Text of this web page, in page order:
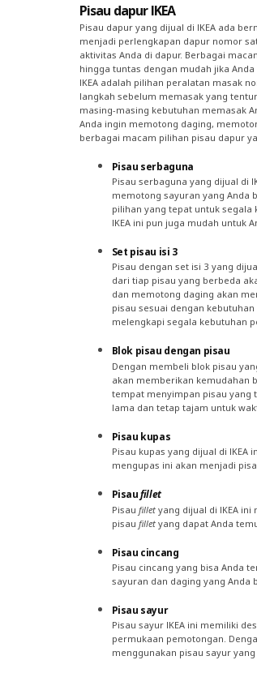
Pisau dapur IKEA
Pisau dapur yang dijual di IKEA ada
menjadi perlengkapan dapur nomor
aktivitas Anda di dapur. Berbagai
hingga tuntas dengan mudah jika
IKEA adalah pilihan peralatan masak
langkah sebelum memasak yang
masing-masing kebutuhan memasak
Anda ingin memotong daging,
berbagai macam pilihan pisau dapur
Pisau serbaguna
Pisau serbaguna yang dijual di
memotong sayuran yang Anda
pilihan yang tepat untuk segala
IKEA ini pun juga mudah untuk
Set pisau isi 3
Pisau dengan set isi 3 yang
dari tiap pisau yang berbeda
dan memotong daging akan
pisau sesuai dengan
melengkapi segala kebutuhan
Blok pisau dengan pisau
Dengan membeli blok pisau
akan memberikan kemudahan
tempat menyimpan pisau yang
lama dan tetap tajam untuk
Pisau kupas
Pisau kupas yang dijual di
mengupas ini akan menjadi
Pisaufillet
Pisau filletyang dijual di IKEA ini
pisau filletyang dapat Anda
Pisau cincang
Pisau cincang yang bisa Anda
sayuran dan daging yang Anda
Pisau sayur
Pisau sayur IKEA ini memiliki
permukaan pemotongan.
menggunakan pisau sayur yang